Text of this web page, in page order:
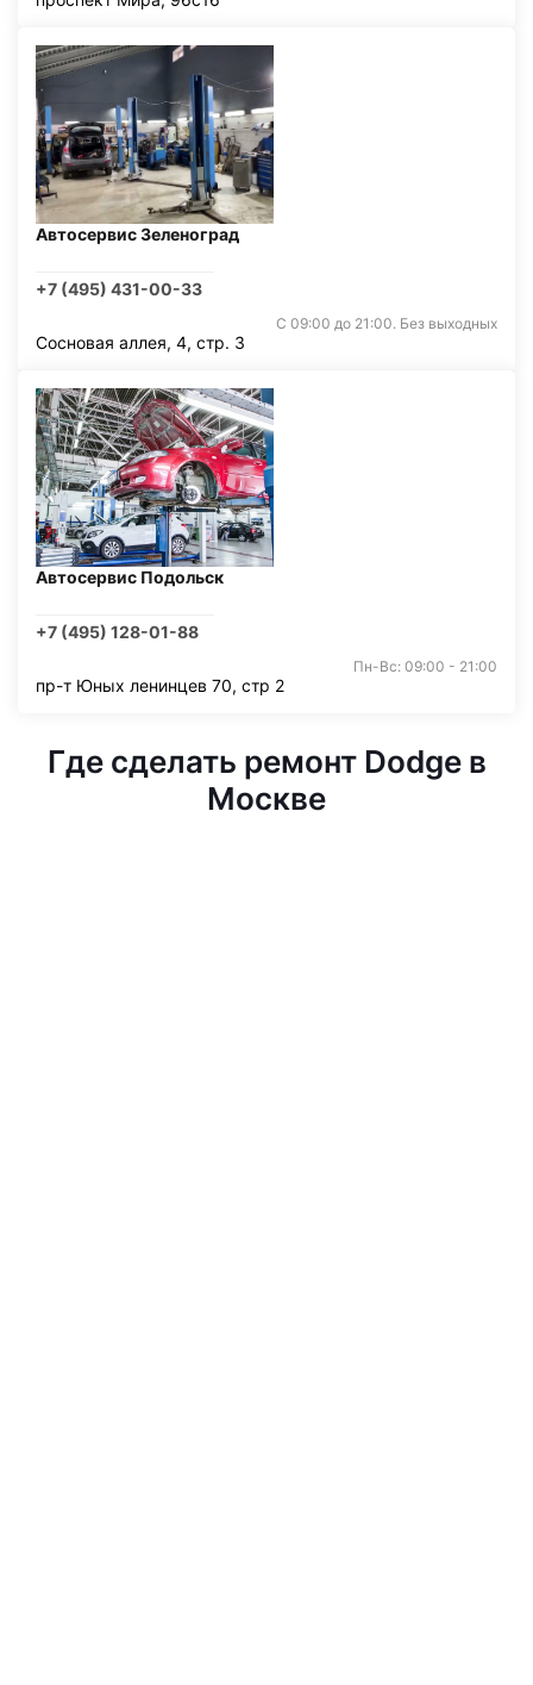
Автосервис Зеленоград
+7 (495) 431-00-33
С 09:00 до 21:00. Без выходных
Сосновая аллея, 4, стр. 3
Автосервис Подольск
+7 (495) 128-01-88
Пн-Вс: 09:00 - 21:00
пр-т Юных ленинцев 70, стр 2
Где сделать ремонт Dodge в
Москве